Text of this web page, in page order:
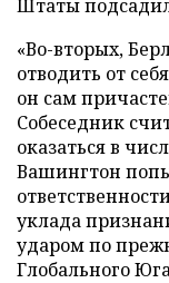
Штаты
«Во-вторых,
отводить от
он сам
Собеседник
оказаться в
Вашингтон
уклада
ударом по
Глобального